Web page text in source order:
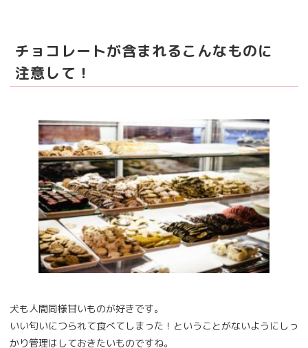
チョコレートが含まれるこんなものに
注意して！
犬も人間同様甘いものが好きです。
いい匂いにつられて食べてしまった！ということがないようにしっ
かり管理はしておきたいものですね。